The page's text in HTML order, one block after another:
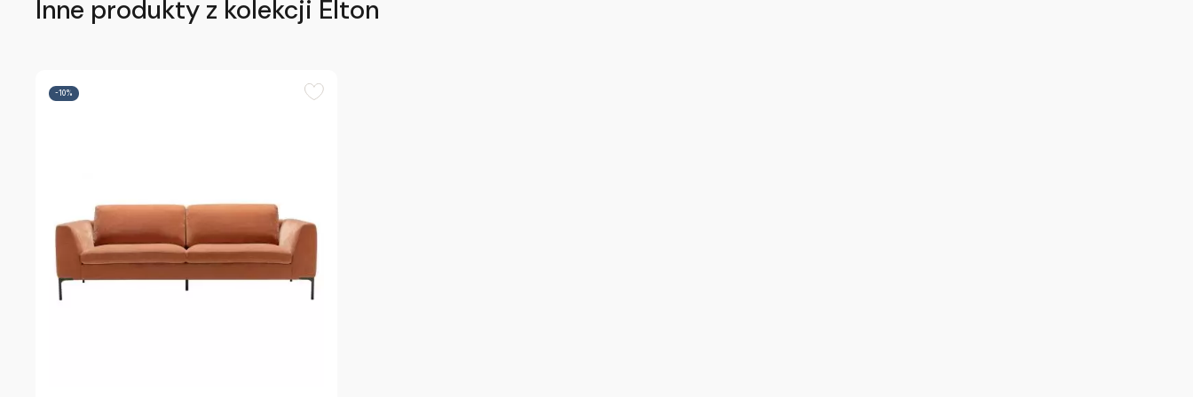
Inne produkty z kolekcji Elton
-10%